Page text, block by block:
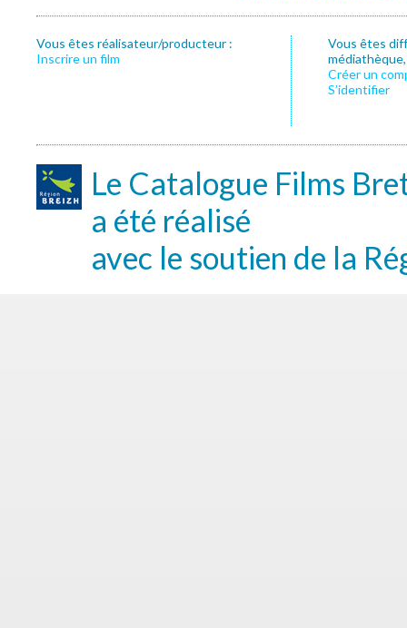
Vous êtes réalisateur/producteur :
Inscrire un film
Vous êtes
Créer un
S’identifier
Le Catalogue Films
a été réalisé
avec le soutien de la